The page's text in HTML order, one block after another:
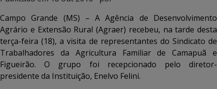
Campo Grande (MS) – A Agência de Desenvolvimento
Agrário e Extensão Rural (Agraer) recebeu, na tarde desta
terça-feira (18), a visita de representantes do Sindicato de
Trabalhadores da Agricultura Familiar de Camapuã e
Figueirão. O grupo foi recepcionado pelo diretor-
presidente da Instituição, Enelvo Felini.